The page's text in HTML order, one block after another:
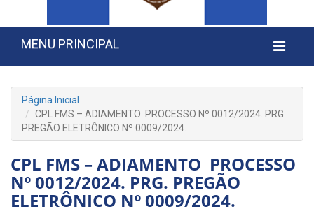
MENU PRINCIPAL
Página Inicial
CPL FMS – ADIAMENTO PROCESSO Nº 0012/2024. PRG.
PREGÃO ELETRÔNICO Nº 0009/2024.
CPL FMS – ADIAMENTO PROCESSO
Nº 0012/2024. PRG. PREGÃO
ELETRÔNICO Nº 0009/2024.